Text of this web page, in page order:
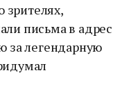
зрителях,
письма в адрес
за легендарную